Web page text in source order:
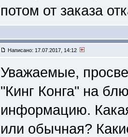
потом от заказа
Написано: 17.07.2017, 14:12
Уважаемые,
"Кинг Конга" на
информацию.
или обычная?